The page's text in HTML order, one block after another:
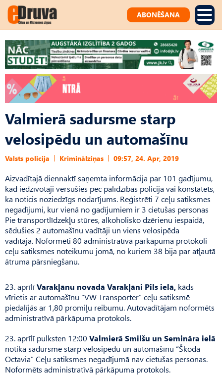
ABONĒŠANA
Valmierā sadursme starp
velosipēdu un automašīnu
Valsts policija Kriminālziņas 09:57, 24. Apr, 2019
Aizvadītajā diennaktī saņemta informācija par 101 gadījumu,
kad iedzīvotāji vērsušies pēc palīdzības policijā vai konstatēts,
ka noticis noziedzīgs nodarījums. Reģistrēti 7 ceļu satiksmes
negadījumi, kur vienā no gadījumiem ir 3 cietušas personas
Pie transportlīdzekļu stūres, alkoholisko dzērienu iespaidā,
sēdušies 2 automašīnu vadītāji un viens velosipēda
vadītāja. Noformēti 80 administratīvā pārkāpuma protokoli
ceļu satiksmes noteikumu jomā, no kuriem 38 bija par atļautā
ātruma pārsniegšanu.
23. aprīlīVarakļānu novadā Varakļāni Pils ielā, kāds
vīrietis ar automašīnu “VW Transporter” ceļu satiksmē
piedalījās ar 1,80 promiļu reibumu. Autovadītājam noformēts
administratīvā pārkāpuma protokols.
23. aprīlī pulksten 12:00 Valmierā Smilšu un Semināra ielā
notika sadursme starp velosipēdu un automašīnu “Škoda
Octavia” Ceļu satiksmes negadījumā nav cietušas personas.
Noformēts administratīvā pārkāpuma protokols.